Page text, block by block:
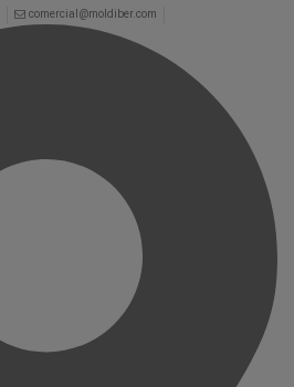
comercial@moldiber.com